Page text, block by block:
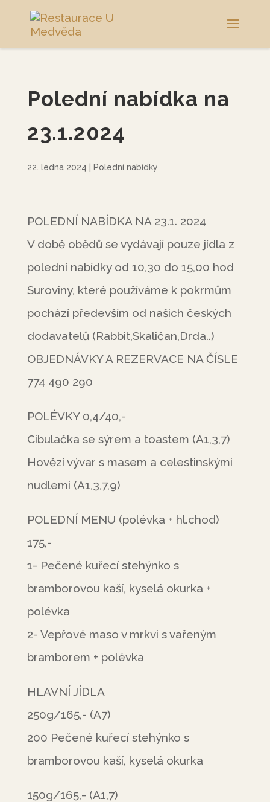
Polední nabídka na
23.1.2024
22. ledna 2024 Polední nabídky
POLEDNÍ NABÍDKA NA 23.1. 2024
V době obědů se vydávají pouze jídla z
polední nabídky od 10,30 do 15,00 hod
Suroviny, které používáme k pokrmům
pochází především od našich českých
dodavatelů (Rabbit,Skaličan,Drda..)
OBJEDNÁVKY A REZERVACE NA ČÍSLE
774 490 290
POLÉVKY 0,4/40,-
Cibulačka se sýrem a toastem (A1,3,7)
Hovězí vývar s masem a celestinskými
nudlemi (A1,3,7,9)
POLEDNÍ MENU (polévka + hl.chod)
175,-
1- Pečené kuřecí stehýnko s
bramborovou kaší, kyselá okurka +
polévka
2- Vepřové maso v mrkvi s vařeným
bramborem + polévka
HLAVNÍ JÍDLA
250g/165,- (A7)
200 Pečené kuřecí stehýnko s
bramborovou kaší, kyselá okurka
150g/165,- (A1,7)